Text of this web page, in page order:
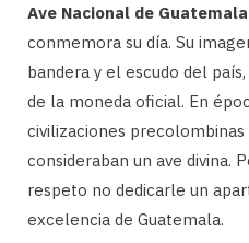
Ave Nacional de Guatemala
conmemora su día. Su
bandera y el escudo del
de la moneda oficial. En
civilizaciones
consideraban un ave divina.
respeto no dedicarle un
excelencia de Guatemala.